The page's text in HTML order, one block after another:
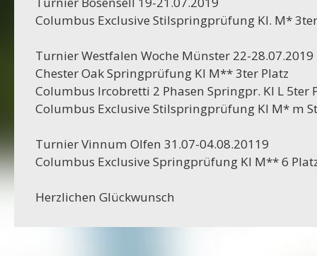
16-10-2023
Projekt Bexhövede
09-10-2023
Projekt Egestorf
01-09-2023
RC Stotel
17-08-2023
Columbus Exclusive Stilspringprüfung Kl. M*
Turnier Westfalen Woche Münster 22-28.07.2019
Chester Oak Springprüfung Kl M** 3ter Platz
Columbus Ircobretti 2 Phasen Springpr. Kl L 5ter
Columbus Exclusive Stilspringprüfung Kl M* m
Turnier Vinnum Olfen 31.07-04.08.20119
Columbus Exclusive Springprüfung Kl M** 6
Herzlichen Glückwunsch